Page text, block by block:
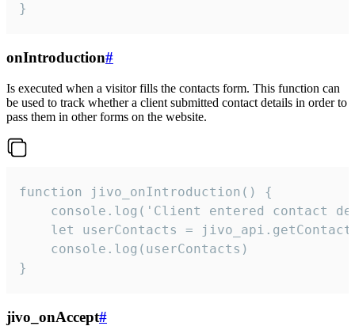
}
onIntroduction#
Is executed when a visitor fills the contacts form. This function can
be used to track whether a client submitted contact details in order to
pass them in other forms on the website.
function jivo_onIntroduction() {
console.log('Client entered contact
let userContacts =
    console.log(userContacts)
}
jivo_onAccept#